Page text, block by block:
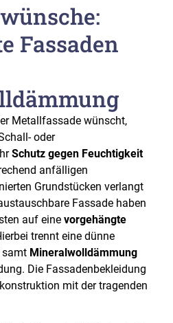
Fassaden
Metallfassade wünscht,
oder
Schutz gegen Feuchtigkeit
anfälligen
Grundstücken verlangt
Fassade haben
auf eine vorgehängte
trennt eine dünne
samt Mineralwolldämmung
Die Fassadenbekleidung
mit der tragenden